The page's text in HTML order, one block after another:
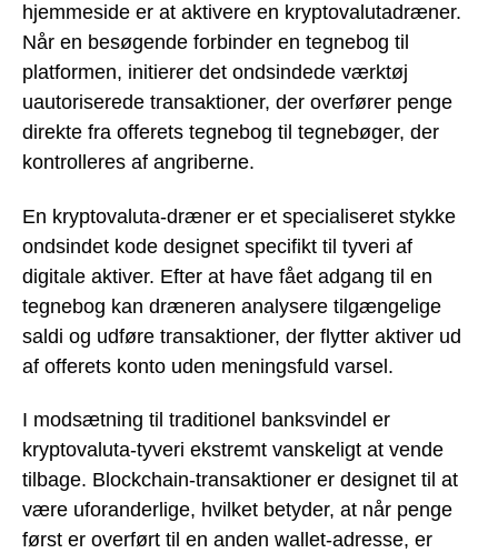
hjemmeside er at aktivere en kryptovalutadræner.
Når en besøgende forbinder en tegnebog til
platformen, initierer det ondsindede værktøj
uautoriserede transaktioner, der overfører penge
direkte fra offerets tegnebog til tegnebøger, der
kontrolleres af angriberne.
En kryptovaluta-dræner er et specialiseret stykke
ondsindet kode designet specifikt til tyveri af
digitale aktiver. Efter at have fået adgang til en
tegnebog kan dræneren analysere tilgængelige
saldi og udføre transaktioner, der flytter aktiver ud
af offerets konto uden meningsfuld varsel.
I modsætning til traditionel banksvindel er
kryptovaluta-tyveri ekstremt vanskeligt at vende
tilbage. Blockchain-transaktioner er designet til at
være uforanderlige, hvilket betyder, at når penge
først er overført til en anden wallet-adresse, er